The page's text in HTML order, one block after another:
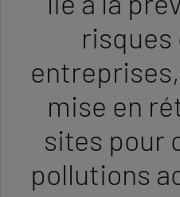
risques
mise en
sites pour
pollutions